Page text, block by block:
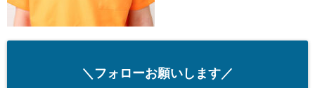
＼フォローお願いします／